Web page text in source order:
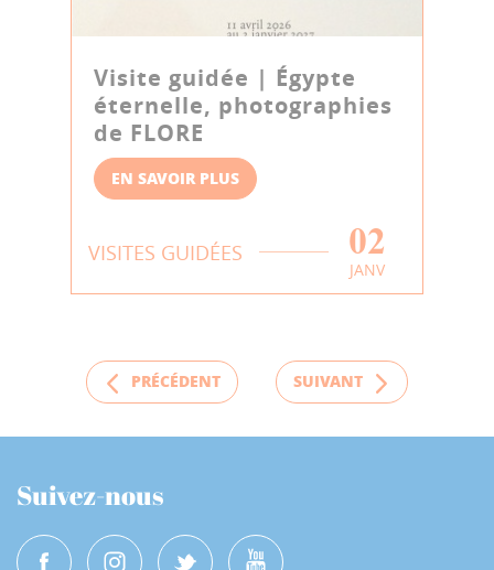
Visite guidée | Égypte
éternelle, photographies
de FLORE
EN SAVOIR PLUS
VISITES GUIDÉES 02
JANV
PRÉCÉDENT SUIVANT
Suivez-nous